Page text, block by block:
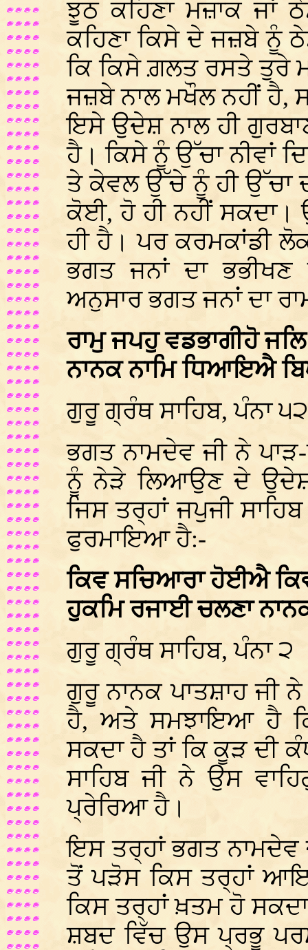
ਝੂਠ ਕਹਿਣਾ ਮਜ਼ਾਕ
ਕਹਿਣਾ ਕਿਸੇ ਦੇ ਜਜ਼ਬੇ ਨੂੰ
ਕਿ ਕਿਸੇ ਗ਼ਲਤ ਰਸਤੇ ਤੁਰੇ
ਜਜ਼ਬੇ ਨਾਲ ਮਖੌਲ ਨਹੀਂ ਹੈ,
ਇਸੇ ਉਦੇਸ਼ ਨਾਲ ਹੀ
ਹੈ। ਕਿਸੇ ਨੂੰ ਉੱਚਾ ਨੀਵਾਂ
ਤੇ ਕੇਵਲ ਉੱਚੇ ਨੂੰ ਹੀ ਉੱਚਾ
ਕੋਈ, ਹੋ ਹੀ ਨਹੀਂ ਸਕਦਾ।
ਹੀ ਹੈ। ਪਰ ਕਰਮਕਾਂਡੀ
ਭਗਤ ਜਨਾਂ ਦਾ
ਅਨੁਸਾਰ ਭਗਤ ਜਨਾਂ ਦਾ
ਰਾਮੁ ਜਪਹੁ ਵਡਭਾਗੀਹੋ
ਨਾਨਕ ਨਾਮਿ ਧਿਆਇਐ
ਗੁਰੂ ਗ੍ਰੰਥ ਸਾਹਿਬ, ਪੰਨਾ
ਭਗਤ ਨਾਮਦੇਵ ਜੀ ਨੇ
ਨੂੰ ਨੇੜੇ ਲਿਆਉਣ ਦੇ
ਜਿਸ ਤਰ੍ਹਾਂ ਜਪੁਜੀ
ਫੁਰਮਾਇਆ ਹੈ:-
ਕਿਵ ਸਚਿਆਰਾ ਹੋਈਐ
ਹੁਕਮਿ ਰਜਾਈ ਚਲਣਾ
ਗੁਰੂ ਗ੍ਰੰਥ ਸਾਹਿਬ, ਪੰਨਾ ੨
ਗੁਰੂ ਨਾਨਕ ਪਾਤਸ਼ਾਹ ਜੀ
ਹੈ, ਅਤੇ ਸਮਝਾਇਆ ਹੈ
ਸਕਦਾ ਹੈ ਤਾਂ ਕਿ ਕੂੜ ਦੀ
ਸਾਹਿਬ ਜੀ ਨੇ ਉਸ
ਪ੍ਰੇਰਿਆ ਹੈ।
ਇਸ ਤਰ੍ਹਾਂ ਭਗਤ ਨਾਮਦੇਵ
ਤੋਂ ਪੜੋਸ ਕਿਸ ਤਰ੍ਹਾਂ
ਕਿਸ ਤਰ੍ਹਾਂ ਖ਼ਤਮ ਹੋ
ਸ਼ਬਦ ਵਿੱਚ ਉਸ ਪ੍ਰਭੂ